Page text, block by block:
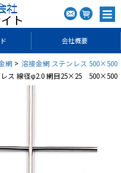
ト
会社概要
網
溶接金網 ステンレス 500×500
レス 線径φ2.0 網目25×25 500×500